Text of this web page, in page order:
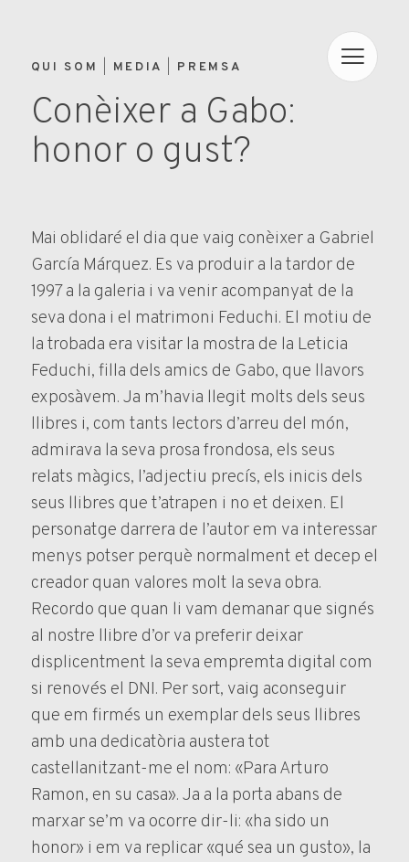
QUI SOM MEDIA PREMSA
Conèixer a Gabo:
honor o gust?
Mai oblidaré el dia que vaig conèixer a Gabriel
García Márquez. Es va produir a la tardor de
1997 a la galeria i va venir acompanyat de la
seva dona i el matrimoni Feduchi. El motiu de
la trobada era visitar la mostra de la Leticia
Feduchi, filla dels amics de Gabo, que llavors
exposàvem. Ja m’havia llegit molts dels seus
llibres i, com tants lectors d’arreu del món,
admirava la seva prosa frondosa, els seus
relats màgics, l’adjectiu precís, els inicis dels
seus llibres que t’atrapen i no et deixen. El
personatge darrera de l’autor em va interessar
menys potser perquè normalment et decep el
creador quan valores molt la seva obra.
Recordo que quan li vam demanar que signés
al nostre llibre d’or va preferir deixar
displicentment la seva empremta digital com
si renovés el DNI. Per sort, vaig aconseguir
que em firmés un exemplar dels seus llibres
amb una dedicatòria austera tot
castellanitzant-me el nom: «Para Arturo
Ramon, en su casa». Ja a la porta abans de
marxar se’m va ocorre dir-li: «ha sido un
honor» i em va replicar «qué sea un gusto», la